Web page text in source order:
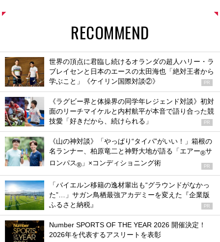
RECOMMEND
世界の頂点に君臨し続けるオランダの超人ハリー・ラ
ブレイセンと日本のエースの太田海也「絶対王者から
学ぶこと」《ケイリン国際対談②》
PR
《ラグビー界と体操界の同学年レジェンド対談》初対
面のリーチマイケルと内村航平が本音で語り合った競
技愛「好きだから、続けられる」
PR
《山の神対談》「やっぱり“タイパ”がいい！」箱根の
名ランナー、柏原竜二と神野大地が語る「エアー®サ
ロンパス® 」×コンディショニング術 PR
「バイエルン移籍の逸材輩出も“グラウンドがなかっ
た”…」サガン鳥栖最強アカデミーを変えた『企業版
ふるさと納税』
PR
Number SPORTS OF THE YEAR 2026 開催決定！
2026年を代表するアスリートを表彰